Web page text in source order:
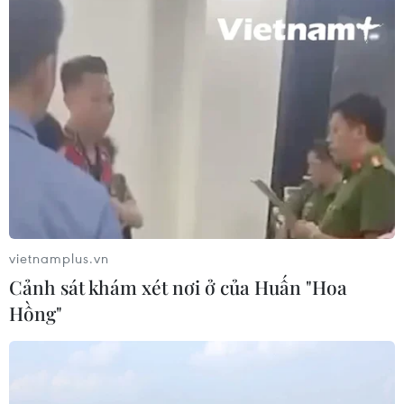
Làm giàu từ cây na ở vùng cao tại
Ninh Bình
06/08/2026 02:50
Mỹ chuẩn bị áp thuế 15% nguyên liệu
then chốt sản xuất pin mặt trời
06/08/2026 02:12
Giá vàng trong nước tiếp tục tăng,
vietnamplus.vn
Cảnh sát khám xét nơi ở của Huấn "Hoa
Hồng"